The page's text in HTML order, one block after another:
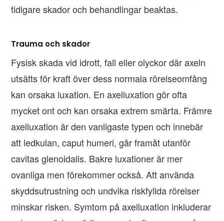
tidigare skador och behandlingar beaktas.
Trauma och skador
Fysisk skada vid idrott, fall eller olyckor där axeln
utsätts för kraft över dess normala rörelseomfång
kan orsaka luxation. En axelluxation gör ofta
mycket ont och kan orsaka extrem smärta. Främre
axelluxation är den vanligaste typen och innebär
att ledkulan, caput humeri, går framåt utanför
cavitas glenoidalis. Bakre luxationer är mer
ovanliga men förekommer också. Att använda
skyddsutrustning och undvika riskfyllda rörelser
minskar risken. Symtom på axelluxation inkluderar